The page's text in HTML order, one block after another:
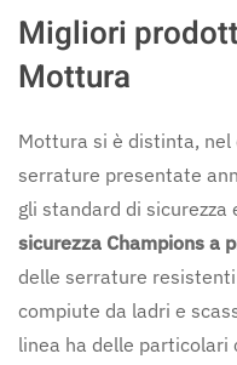
Migliori
Mottura
Mottura si è distinta,
serrature presentate
gli standard di sicurezza
sicurezza Champions a
delle serrature
compiute da ladri e
linea ha delle